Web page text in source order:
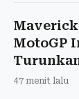
MotoGP
47 menit lalu